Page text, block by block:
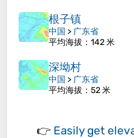
根子镇
中国 > 广东省
平均海拔 ：142 米
深坳村
中国 > 广东省
平均海拔 ：52 米
👉 Easily get